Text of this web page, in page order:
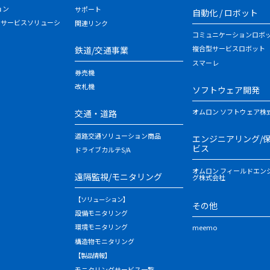
ン
ービスソリューシ
サポート
関連リンク
鉄道/交通事業
券売機
改札機
交通・道路
道路交通ソリューション商品
ドライブカルテS/A
遠隔監視/モニタリング
【ソリューション】
設備モニタリング
環境モニタリング
構造物モニタリング
【製品情報】
自動化 / ロボット
コミュニケーションロボ
複合型サービスロボット
スマーレ
ソフトウェア開発
オムロン ソフトウェア株
エンジニアリング/
ビス
オムロン フィールドエン
グ株式会社
その他
meemo